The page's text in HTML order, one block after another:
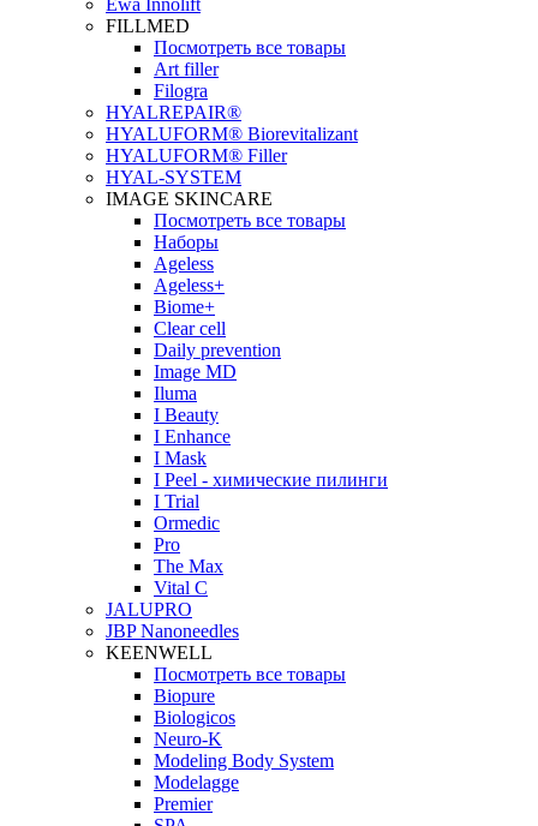
Ewa Innolift
FILLMED
Посмотреть все товары
Art filler
Filogra
НYALREPAIR®
HYALUFORM® Biorevitalizant
HYALUFORM® Filler
HYAL-SYSTEM
IMAGE SKINCARE
Посмотреть все товары
Наборы
Ageless
Ageless+
Biome+
Clear cell
Daily prevention
Image MD
Iluma
I Beauty
I Enhance
I Mask
I Peel - химические пилинги
I Trial
Ormedic
Pro
The Max
Vital C
JALUPRO
JBP Nanoneedles
KEENWELL
Посмотреть все товары
Biopure
Biologicos
Neuro‑K
Modeling Body System
Modelagge
Premier